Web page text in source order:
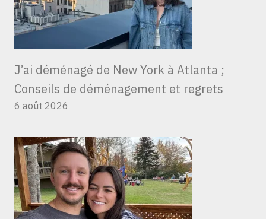
J’ai déménagé de New York à Atlanta ;
Conseils de déménagement et regrets
6 août 2026